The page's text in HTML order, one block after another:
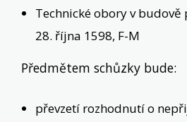
Technické obory v budově
28. října 1598, F-M
Předmětem schůzky bude:
převzetí rozhodnutí o